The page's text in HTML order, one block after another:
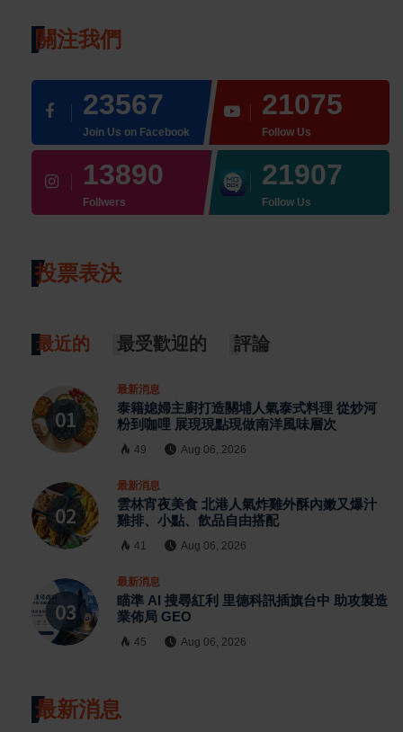
關注我們
23567
Join Us on Facebook
21075
Follow Us
13890
Follwers
21907
Follow Us
投票表決
最近的 最受歡迎的 評論
最新消息
泰籍媳婦主廚打造關埔人氣泰式料理 從炒河
粉到咖哩 展現現點現做南洋風味層次
49 Aug 06, 2026
最新消息
雲林宵夜美食 北港人氣炸雞外酥內嫩又爆汁
雞排、小點、飲品自由搭配
41 Aug 06, 2026
最新消息
瞄準 AI 搜尋紅利 里德科訊插旗台中 助攻製造
業佈局 GEO
45 Aug 06, 2026
最新消息